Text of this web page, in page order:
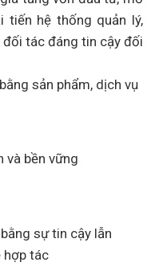
tiến hệ thống quản lý,
tác đáng tin cậy đối
sản phẩm, dịch vụ
và bền vững
sự tin cậy lẫn
hợp tác